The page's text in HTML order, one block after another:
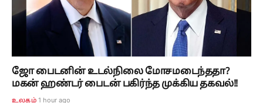
ஜோ பைடனின் உடல்நிலை மோசமடைந்ததா?
மகன் ஹண்டர் பைடன் பகிர்ந்த முக்கிய தகவல்!!
உலகம் 1 hour ago